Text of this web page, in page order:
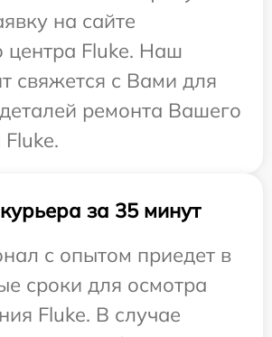
на сайте
центра Fluke. Наш
свяжется с Вами для
ремонта Вашего
Fluke.
за 35 минут
с опытом приедет в
сроки для осмотра
Fluke. В случае